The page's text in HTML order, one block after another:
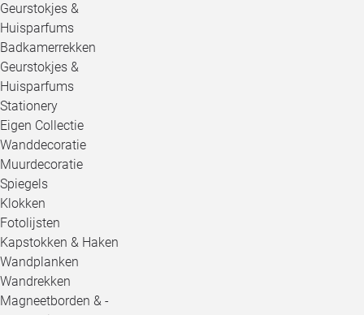
Geurstokjes &
Huisparfums
Badkamerrekken
Geurstokjes &
Huisparfums
Stationery
Eigen Collectie
Wanddecoratie
Muurdecoratie
Spiegels
Klokken
Fotolijsten
Kapstokken & Haken
Wandplanken
Wandrekken
Magneetborden & -